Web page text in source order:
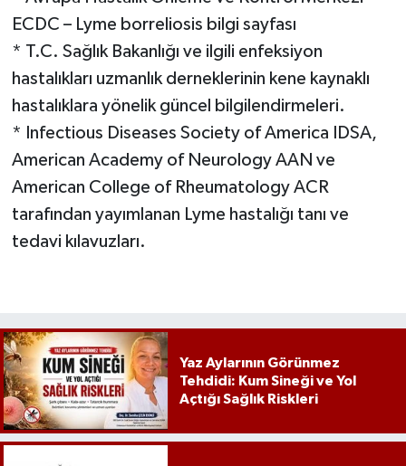
ECDC – Lyme borreliosis bilgi sayfası
* T.C. Sağlık Bakanlığı ve ilgili enfeksiyon
hastalıkları uzmanlık derneklerinin kene kaynaklı
hastalıklara yönelik güncel bilgilendirmeleri.
* Infectious Diseases Society of America IDSA,
American Academy of Neurology AAN ve
American College of Rheumatology ACR
tarafından yayımlanan Lyme hastalığı tanı ve
tedavi kılavuzları.
Yaz Aylarının Görünmez
Tehdidi: Kum Sineği ve Yol
Açtığı Sağlık Riskleri